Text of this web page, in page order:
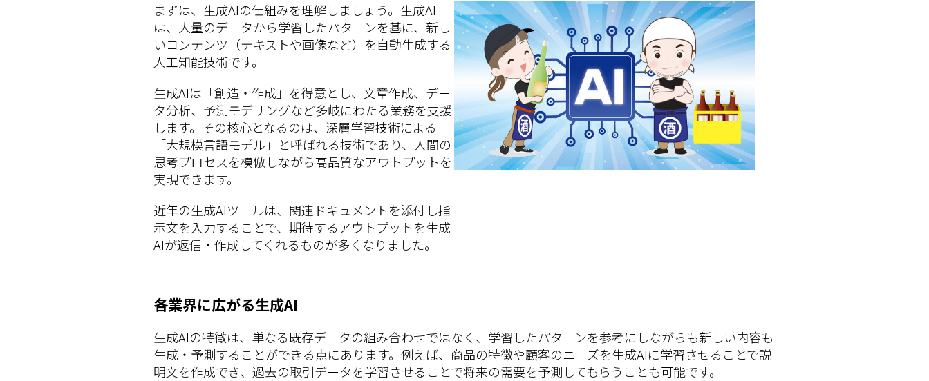
まずは、生成AIの仕組みを理解しましょう。生成AI
は、大量のデータから学習したパターンを基に、新し
いコンテンツ（テキストや画像など）を自動生成する
人工知能技術です。
生成AIは「創造・作成」を得意とし、文章作成、デー
タ分析、予測モデリングなど多岐にわたる業務を支援
します。その核心となるのは、深層学習技術による
「大規模言語モデル」と呼ばれる技術であり、人間の
思考プロセスを模倣しながら高品質なアウトプットを
実現できます。
近年の生成AIツールは、関連ドキュメントを添付し指
示文を入力することで、期待するアウトプットを生成
AIが返信・作成してくれるものが多くなりました。
各業界に広がる生成AI
生成AIの特徴は、単なる既存データの組み合わせではなく、学習したパターンを参考にしながらも新しい内容も
生成・予測することができる点にあります。例えば、商品の特徴や顧客のニーズを生成AIに学習させることで説
明文を作成でき、過去の取引データを学習させることで将来の需要を予測してもらうことも可能です。